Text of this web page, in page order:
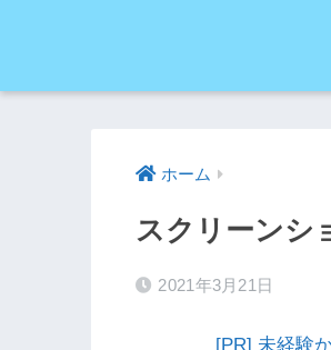
ホーム
スクリーンシ
2021年3月21日
[PR] 未経験